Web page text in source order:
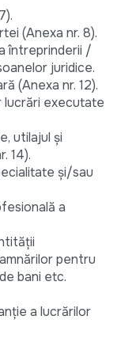
(Anexa nr. 8).
întreprinderii /
juridice.
(Anexa nr. 12).
lucrări executate
utilajul și
14).
și/sau
a
pentru
bani etc.
a lucrărilor